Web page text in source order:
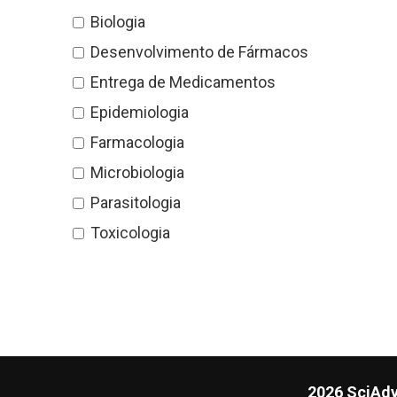
Biologia
Desenvolvimento de Fármacos
Entrega de Medicamentos
Epidemiologia
Farmacologia
Microbiologia
Parasitologia
Toxicologia
2026